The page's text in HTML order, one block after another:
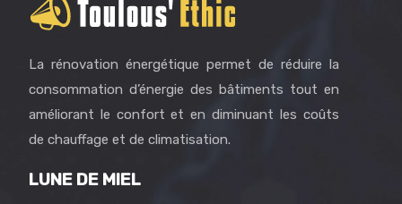
La rénovation énergétique permet de réduire la
consommation d’énergie des bâtiments tout en
améliorant le confort et en diminuant les coûts
de chauffage et de climatisation.
LUNE DE MIEL